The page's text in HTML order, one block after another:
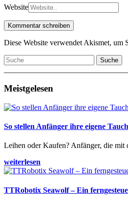
Website
Diese Website verwendet Akismet, um
Suche
Meistgelesen
So stellen Anfänger ihre eigene
Leihen oder Kaufen? Anfänger, die mit
weiterlesen
TTRobotix Seawolf – Ein